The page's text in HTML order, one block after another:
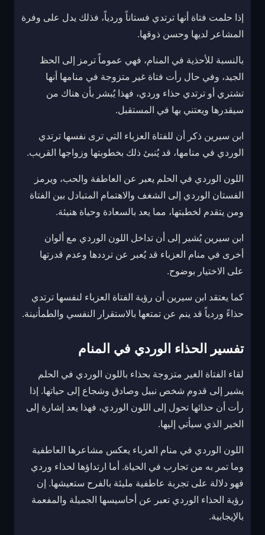
إذا حلمت فتاة أنها ترتدي فستاناً وردياً، فذلك يدل على وفرة
المشاعر لديها وحسن ذوقها.
بالنسبة للأحذية في المنام، فهي عموماً ترمز إلى الحظ
الجيد، وفي حال رأت فتاة غير متزوجة في منامها أنها
تشتري أو ترتدي حذاء وردي، فهذا يُبشر بأن هناك من
سيقدرها ويعتني بها في المستقبل.
ابن سيرين ذكر أن للفتاة العزباء التي ترى نفسها ترتدي
الوردي في منامها، قد يُنبئ ذلك بخطوبتها وزواجها القريب.
اللون الوردي في الحلم يعبر عن العاطفة والحب، ويرمز
الفستان الوردي إلى الشغف والاهتمام المتبادل بين الفتاة
ومن يتقدم لخطبتها، مما يعد بالسعادة وحياة هنيئة.
ابن سيرين يُشير إلى أن تداخل اللون الوردي مع ألوان
أخرى في منام العزباء قد يُعبر عن ترددها وعدم قدرتها
على الاختيار بوضوح.
كما يعتقد ابن سيرين أن رؤية الفتاة العزباء لنفسها ترتدي
حذاءً وردياً قد ينم عن تمتعها بالاستقرار النفسي والطمأنينة.
تفسير الحذاء الوردي في المنام
لقاء الفتاة الغير متزوجة بحذاء باللون الوردي في الحلم
يشير إلى قدوم شخص نبيل وصادق وشجاع إلى حياتها. إذا
رأت أن حذائها تحول إلى اللون الوردي، فهذا يعد إشارة إلى
الخير الذي سيأتي إليها.
اللون الوردي في منام العزباء يعكس مشاعرها العاطفية
وما تمر به من تجارب في الحياة. أما ارتداؤها لحذاء وردي
فهو دلالة على تجربة عاطفية مليئة بالفرح ستعيشها. إن
رؤية الحذاء الوردي تعبر عن أحاسيسها الجميلة والمفعمة
بالإيجابية.